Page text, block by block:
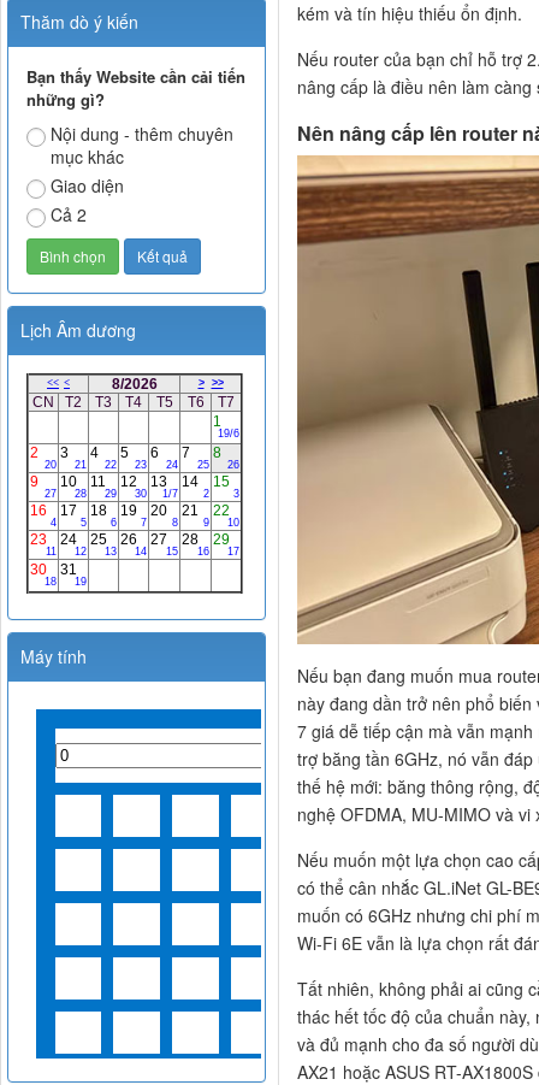
kém và tín hiệu thiếu ổn định.
Nếu router của bạn chỉ hỗ trợ
nâng cấp là điều nên làm càng
Nên nâng cấp lên router
Nếu bạn đang muốn mua
này đang dần trở nên phổ
7 giá dễ tiếp cận mà vẫn
trợ băng tần 6GHz, nó vẫn
thế hệ mới: băng thông rộng,
nghệ OFDMA, MU-MIMO và
Nếu muốn một lựa chọn cao
có thể cân nhắc GL.iNet GL-
muốn có 6GHz nhưng chi phí
Wi-Fi 6E vẫn là lựa chọn rất
Tất nhiên, không phải ai cũng
thác hết tốc độ của chuẩn
và đủ mạnh cho đa số người
AX21 hoặc ASUS RT-
Thăm dò ý kiến
Bạn thấy Website cần cải tiến
những gì?
Nội dung - thêm chuyên
mục khác
Giao diện
Cả 2
Lịch Âm dương
Máy tính